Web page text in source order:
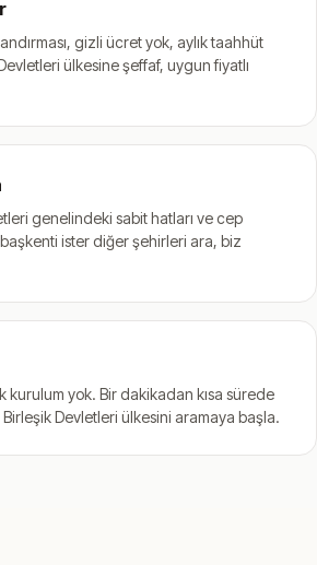
gizli ücret yok, aylık taahhüt
ülkesine şeffaf, uygun fiyatlı
genelindeki sabit hatları ve cep
başkenti ister diğer şehirleri ara, biz
kurulum yok. Bir dakikadan kısa sürede
Birleşik Devletleri ülkesini aramaya başla.